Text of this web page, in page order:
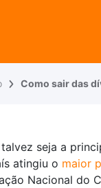
Como sair das
talvez seja a
atingiu o maior
Nacional do